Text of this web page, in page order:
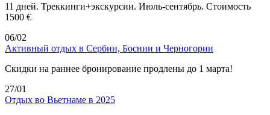
11 дней. Треккинги+экскурсии. Июль-сентябрь. Стоимость
1500 €
06/02
Активный отдых в Сербии, Боснии и Черногории
Скидки на раннее бронирование продлены до 1 марта!
27/01
Отдых во Вьетнаме в 2025